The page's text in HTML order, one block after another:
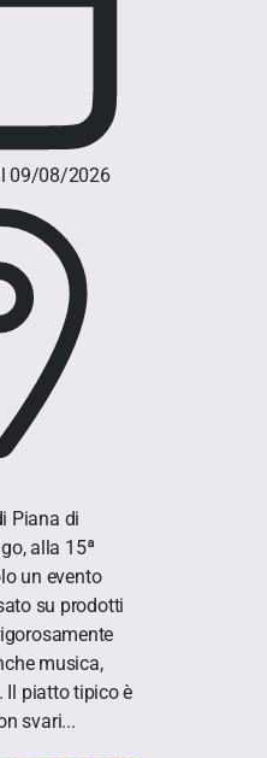
09/08/2026
Piana di
alla 15ª
un evento
su prodotti
musica,
Il piatto tipico è
svari...